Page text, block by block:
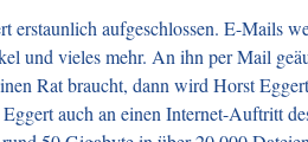
aufgeschlossen. E-Mails
und vieles mehr. An ihn per Mail
Rat braucht, dann wird Horst
auch an einen Internet-Auftritt